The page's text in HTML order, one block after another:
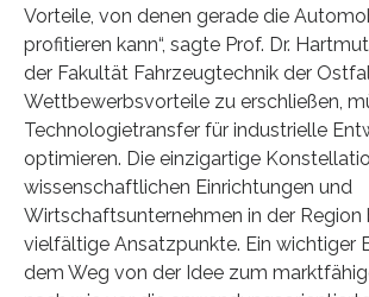
Vorteile, von denen gerade die
profitieren kann“, sagte Prof. Dr.
der Fakultät Fahrzeugtechnik der
Wettbewerbsvorteile zu erschließen,
Technologietransfer für industrielle
optimieren. Die einzigartige
wissenschaftlichen Einrichtungen und
Wirtschaftsunternehmen in der
vielfältige Ansatzpunkte. Ein wichtiger
dem Weg von der Idee zum